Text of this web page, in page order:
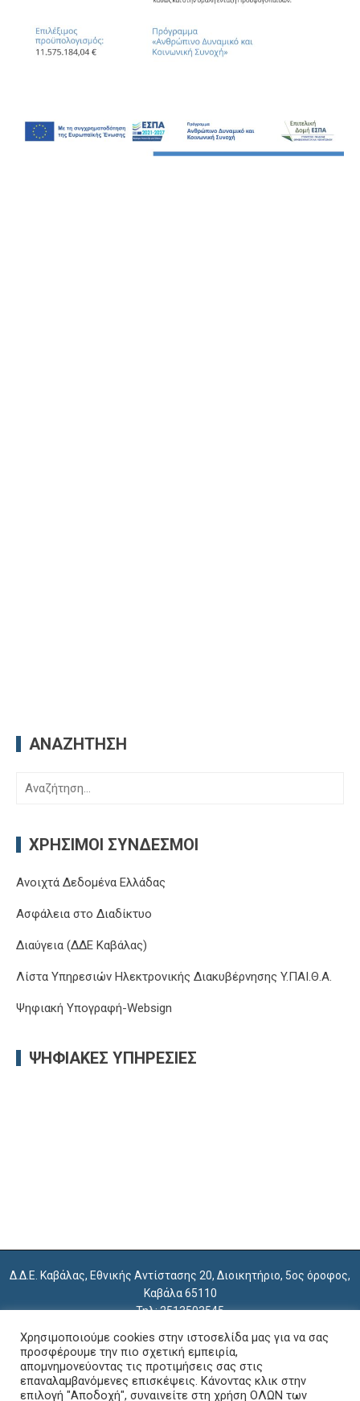
ΑΝΑΖΉΤΗΣΗ
Αναζήτηση
ΧΡΉΣΙΜΟΙ ΣΎΝΔΕΣΜΟΙ
Ανοιχτά Δεδομένα Ελλάδας
Ασφάλεια στο Διαδίκτυο
Διαύγεια (ΔΔΕ Καβάλας)
Λίστα Υπηρεσιών Ηλεκτρονικής Διακυβέρνησης Y.ΠΑΙ.Θ.Α.
Ψηφιακή Υπογραφή-Websign
ΨΗΦΙΑΚΈΣ ΥΠΗΡΕΣΊΕΣ
Δ.Δ.Ε. Καβάλας, Εθνικής Αντίστασης 20, Διοικητήριο, 5ος όροφος,
Καβάλα 65110
Τηλ: 2513503545
e-mail: mail@dide.kav.sch.gr
εμπιστευτική αλληλογραφία: empdkav@sch.gr
Copyright 2018 Διεύθυνση Δευτεροβάθμιας Εκπαίδευσης Καβάλας
Χρησιμοποιούμε cookies στην ιστοσελίδα μας για να σας
προσφέρουμε την πιο σχετική εμπειρία,
απομνημονεύοντας τις προτιμήσεις σας στις
επαναλαμβανόμενες επισκέψεις. Κάνοντας κλικ στην
επιλογή "Αποδοχή", συναινείτε στη χρήση ΟΛΩΝ των